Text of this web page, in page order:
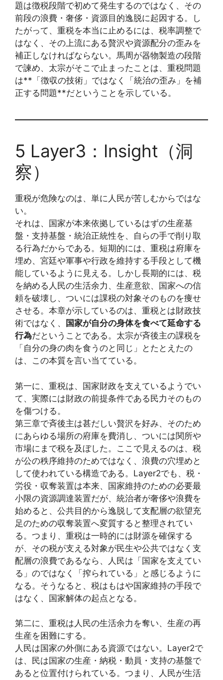
題は徴税段階で初めて発生するのではなく、その
前段の浪費・奢侈・資源目的逸脱に起因する。し
たがって、重税を本当に止めるには、税率調整で
はなく、その上流にある贅沢や資源配分の歪みを
補正しなければならない。馬周が器物製造の段階
で諫め、太宗がそこで止まったことは、重税問題
は**「徴収の技術」ではなく「統治の歪み」を補
正する問題**だということを示している。
5 Layer3：Insight（洞
察）
重税が危険なのは、単に人民が苦しむからではな
い。
それは、国家が本来依拠しているはずの生産基
盤・支持基盤・統治正統性を、自らの手で削り取
る行為だからである。短期的には、重税は府庫を
埋め、宮廷や軍事や行政を維持する手段として機
能しているように見える。しかし長期的には、税
を納める人民の生活余力、生産意欲、国家への信
頼を破壊し、ついには課税の対象そのものを痩せ
させる。本章が示しているのは、重税とは財政技
術ではなく、
国家が自分の身体を食べて延命する
行為だということである。太宗が斉後主の課税を
「自分の身の肉を食うのと同じ」とたとえたの
は、この本質を言い当てている。
第一に、重税は、国家財政を支えているようでい
て、実際には財政の前提条件である民力そのもの
を傷つける。
第三章で斉後主は甚だしい贅沢を好み、そのため
にあらゆる場所の府庫を費消し、ついには関所や
市場にまで税を及ぼした。ここで見えるのは、税
が公の秩序維持のためではなく、浪費の穴埋めと
して使われている構造である。Layer2でも、税・
労役・収奪装置は本来、国家維持のための必要最
小限の資源調達装置だが、統治者が奢侈や浪費を
始めると、公共目的から逸脱して支配層の欲望充
足のための収奪装置へ変質すると整理されてい
る。つまり、重税は一時的には財源を確保する
が、その税が支える対象が民生や公共ではなく支
配層の浪費であるなら、人民は「国家を支えてい
る」のではなく「搾られている」と感じるように
なる。そうなると、税はもはや国家維持の手段で
はなく、国家解体の起点となる。
第二に、重税は人民の生活余力を奪い、生産の再
生産を困難にする。
人民は国家の外側にある資源ではない。Layer2で
は、民は国家の生産・納税・動員・支持の基盤で
あると位置付けられている。つまり、人民が生活